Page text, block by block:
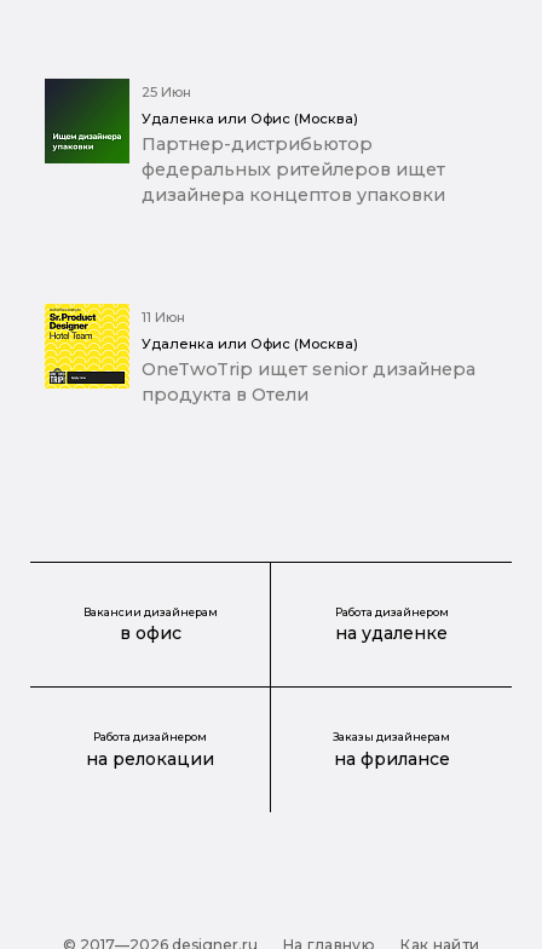
25 Июн
Удаленка или Офис (Москва)
Партнер-дистрибьютор
федеральных ритейлеров ищет
дизайнера концептов упаковки
11 Июн
Удаленка или Офис (Москва)
OneTwoTrip ищет senior дизайнера
продукта в Отели
Вакансии дизайнерам
в офис
Работа дизайнером
на удаленке
Работа дизайнером
на релокации
Заказы дизайнерам
на фрилансе
© 2017—2026 designer.ru На главную Как найти